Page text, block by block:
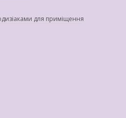
для приміщення